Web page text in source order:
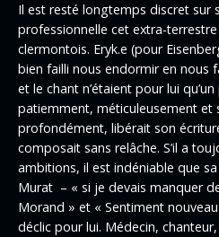
Il est resté longtemps discret sur
professionnelle cet extra-
clermontois. Eryk.e (pour
bien failli nous endormir en nous
et le chant n’étaient pour lui
patiemment, méticuleusement et
profondément, libérait son
composait sans relâche. S’il a
ambitions, il est indéniable que
Murat – « si je devais manquer
Morand » et « Sentiment
déclic pour lui. Médecin,